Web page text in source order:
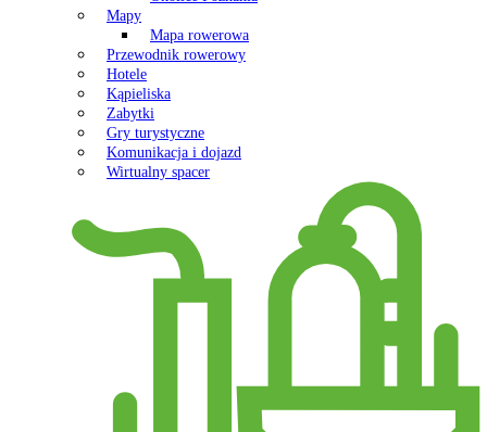
Mapy
Mapa rowerowa
Przewodnik rowerowy
Hotele
Kąpieliska
Zabytki
Gry turystyczne
Komunikacja i dojazd
Wirtualny spacer